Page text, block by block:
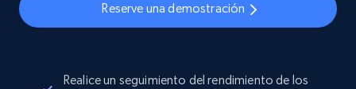
Reserve una demostración
Realice un seguimiento del rendimiento de los